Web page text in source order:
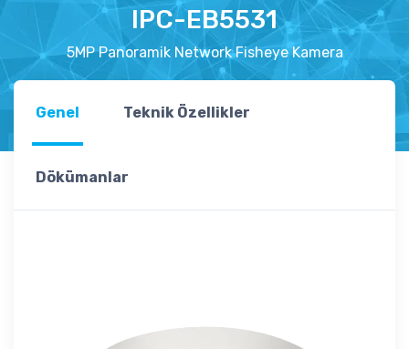
IPC-EB5531
5MP Panoramik Network Fisheye Kamera
Genel Teknik Özellikler
Dökümanlar